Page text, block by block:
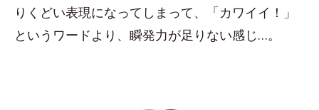
りくどい表現になってしまって、「カワイイ！」
というワードより、瞬発力が足りない感じ…。